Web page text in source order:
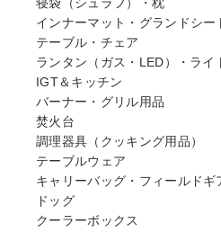
インナーマット・グランドシー
テーブル・チェア
ランタン（ガス・LED）・ライ
IGT＆キッチン
バーナー・グリル用品
焚火台
調理器具（クッキング用品）
テーブルウェア
キャリーバッグ・フィールドギ
ドッグ
クーラーボックス